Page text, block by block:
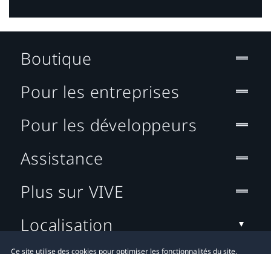
Ce site utilise des cookies pour optimiser les fonctionnalités du site,
Boutique
Pour les entreprises
Pour les développeurs
Assistance
Plus sur VIVE
Localisation